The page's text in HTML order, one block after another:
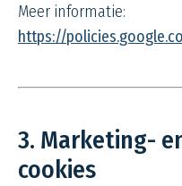
Meer informatie:
https://
3. Marketing-
cookies